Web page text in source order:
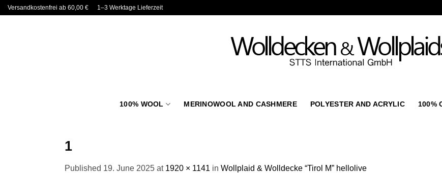
SkipVersandkostenfrei ab 60,00 € 1–3 Werktage Lieferzeit
100% WOOL MERINOWOOL AND CASHMERE POLYESTER AND ACRYLIC 100%
1
Published 19. June 2025 at 1920 × 1141 in Wollplaid & Wolldecke “Tirol M” hellolive